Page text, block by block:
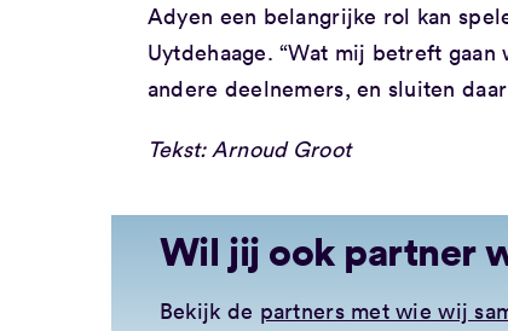
Adyen een belangrijke rol kan
Uytdehaage. “Wat mij betreft
andere deelnemers, en sluiten
Tekst: Arnoud Groot
Wil jij ook partner
Bekijk de partners met wie wij